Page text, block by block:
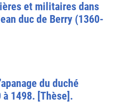
et militaires dans
duc de Berry (1360-
du duché
à 1498. [Thèse].